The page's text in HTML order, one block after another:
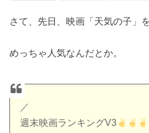
さて、先日、映画「天気の子」
めっちゃ人気なんだとか。
／
週末映画ランキングV3